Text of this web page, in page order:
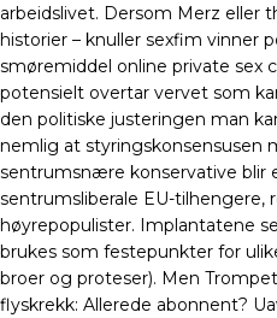
arbeidslivet. Dersom Merz eller
historier – knuller sexfim vinner
smøremiddel online private sex
potensielt overtar vervet som
den politiske justeringen man
nemlig at styringskonsensusen
sentrumsnære konservative blir
sentrumsliberale EU-tilhengere,
høyrepopulister. Implantatene
brukes som festepunkter for
broer og proteser). Men
flyskrekk: Allerede abonnent?